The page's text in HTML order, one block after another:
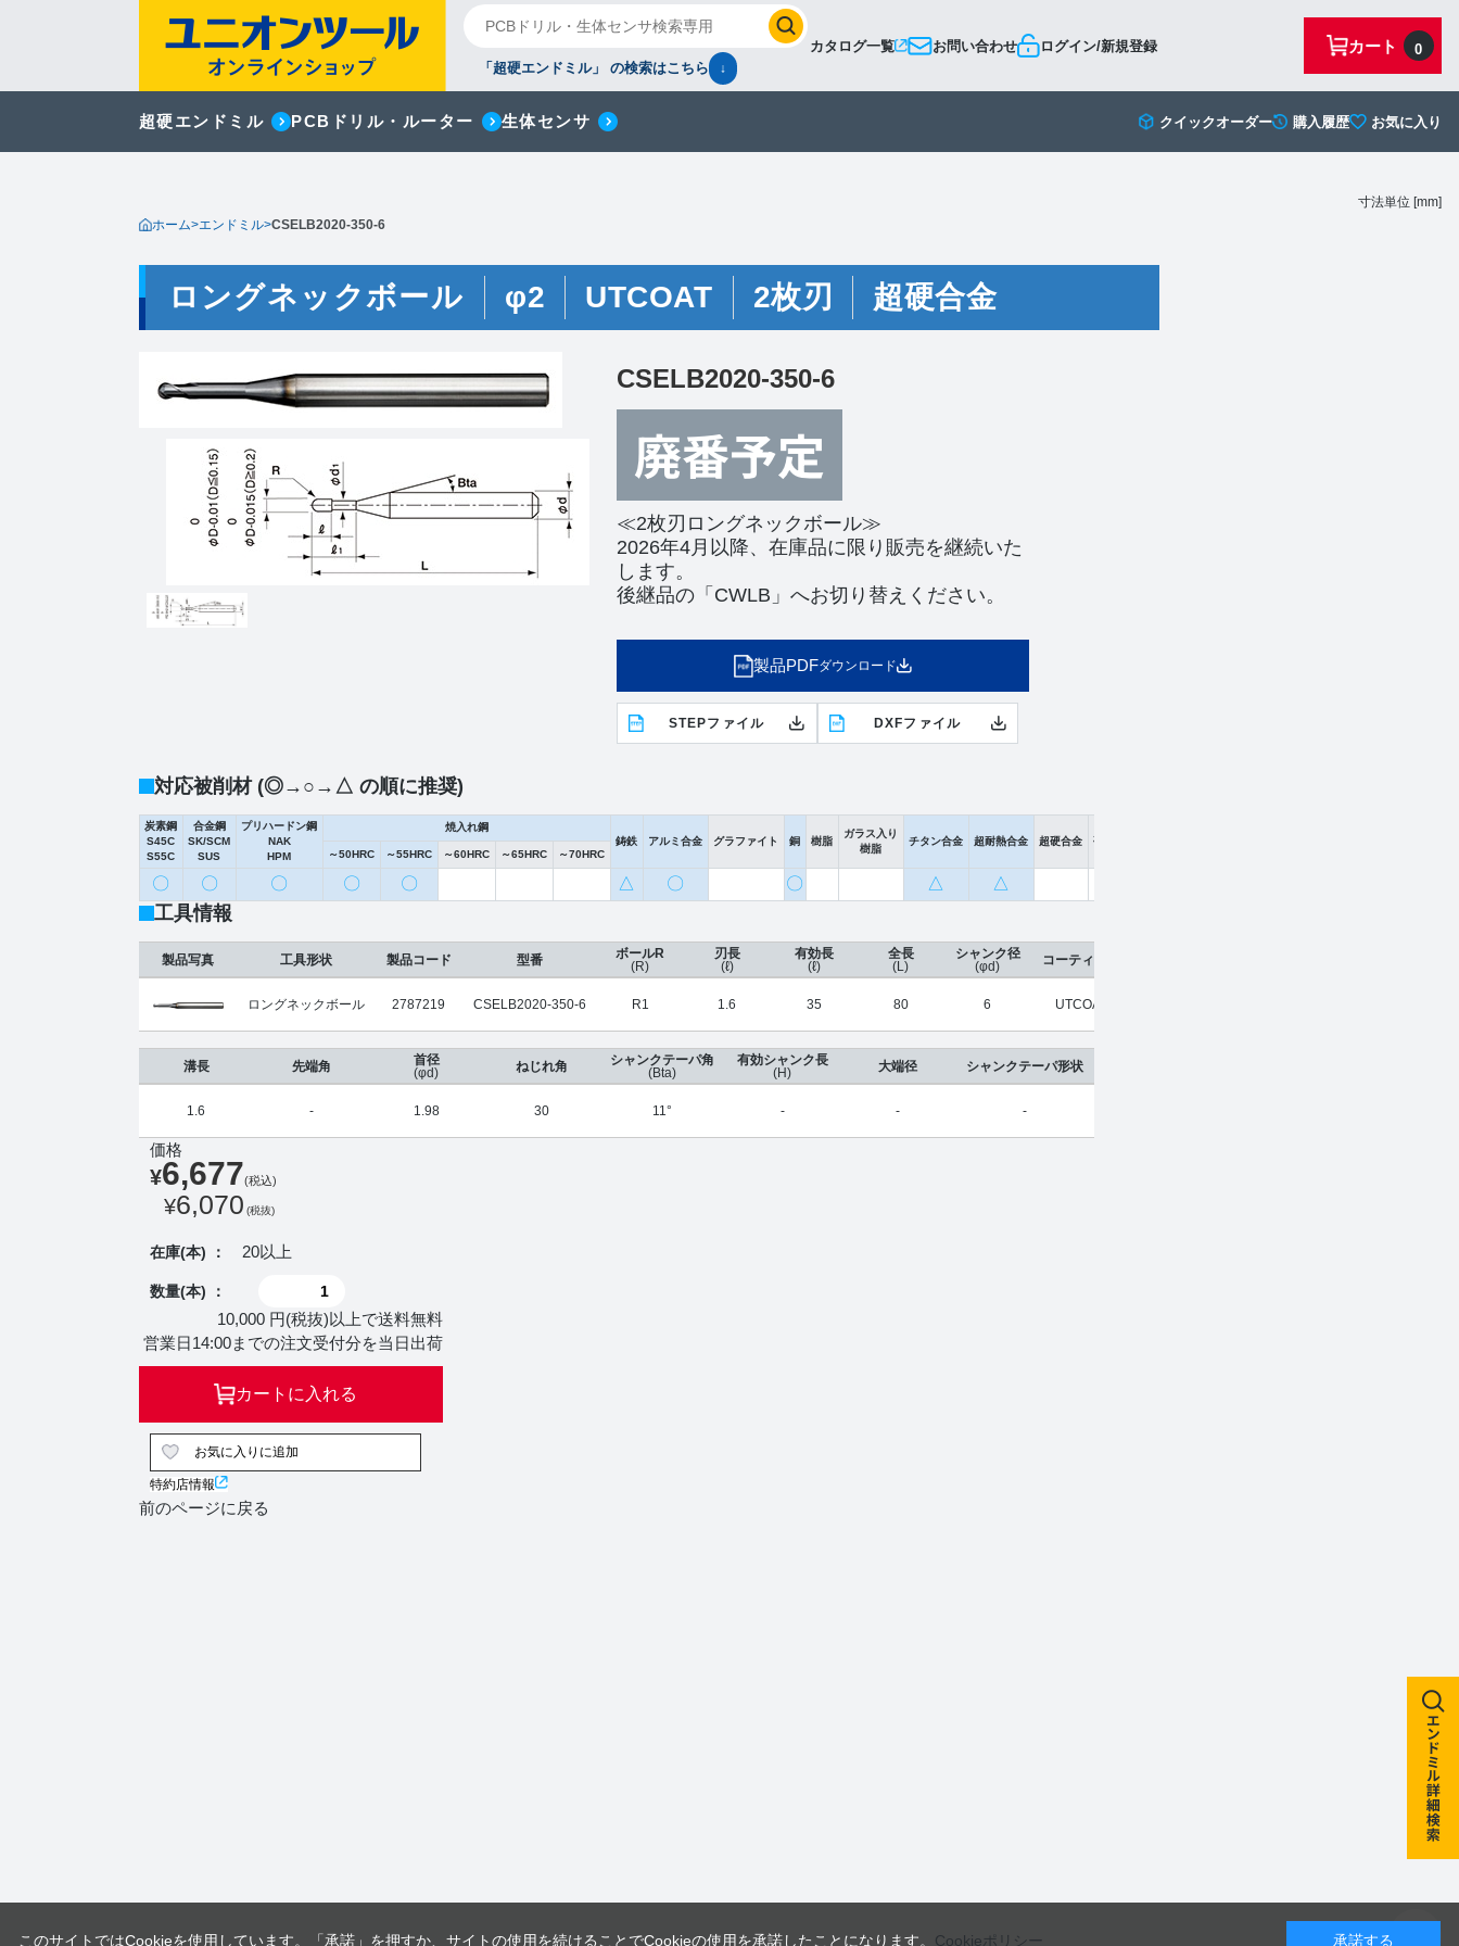
カタログ一覧 お問い合わせ ログイン/新規登録 0
カート
「超硬エンドミル」 の検索はこちら ↓
超硬エンドミル PCBドリル・ルーター 生体センサ クイックオーダー 購入履歴 お気に入り
ホーム>エンドミル>CSELB2020-350-6
ロングネックボール φ2 UTCOAT 2枚刃 超硬合金
CSELB2020-350-6
≪2枚刃ロングネックボール≫
2026年4月以降、在庫品に限り販売を継続いた
します。
後継品の「CWLB」へお切り替えください。
製品PDFダウンロード
STEPファイル DXFファイル
対応被削材 (◎→○→△ の順に推奨)
炭素鋼
S45C
S55C
合金鋼
SK/SCM
SUS
プリハードン鋼
NAK
HPM
焼入れ鋼
鋳鉄
アルミ合金 グラファイト 銅 樹脂
ガラス入り
樹脂
チタン合金 超耐熱合金 超硬合金
硬脆材
～50HRC
～55HRC ～60HRC ～65HRC ～70HRC
〇 〇 〇 〇 〇 △ 〇 〇 △ △
工具情報
寸法単位 [mm]
製品写真 工具形状
ロングネックボール
製品コード
2787219
型番
CSELB2020-350-6
ボールR
(R)
R1
刃長
(ℓ)
1.6
有効長
(ℓ)
35
全長
(L)
80
シャンク径
(φd)
6
コーティング
UTCOAT
溝長
1.6
先端角
-
首径
(φd)
1.98
ねじれ角
30
シャンクテーパ角
(Bta)
11°
有効シャンク長
(H)
-
大端径
-
シャンクテーパ形状
-
価格
¥6,677(税込)
¥6,070 (税抜)
在庫(本) ： 20以上
数量(本) ：
10,000 円(税抜)以上で送料無料
営業日14:00までの注文受付分を当日出荷
カートに入れる
お気に入りに追加
特約店情報
前のページに戻る
このサイトではCookieを使用しています。「承諾」を押すか、サイトの使用を続けることでCookieの使用を承諾したことになります。 Cookieポリシー 承諾する